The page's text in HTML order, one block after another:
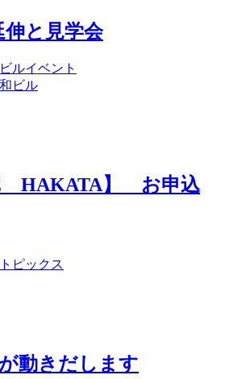
伸と見学会
ルイベント
ビル
HAKATA】 お申込
ピックス
動きだします